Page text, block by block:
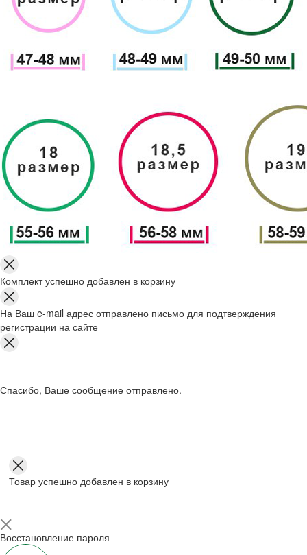
Комплект успешно добавлен в корзину
На Ваш e-mail адрес отправлено письмо для подтверждения
регистрации на сайте
Спасибо, Ваше сообщение отправлено.
Товар успешно добавлен в корзину
Восстановление пароля